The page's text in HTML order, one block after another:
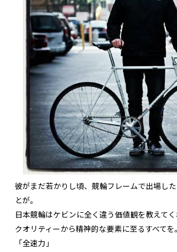
彼がまだ若かりし頃、競輪フレームで出場し
とが。
日本競輪はケビンに全く違う価値観を教えてく
クオリティーから精神的な要素に至るすべてを
「全速力」